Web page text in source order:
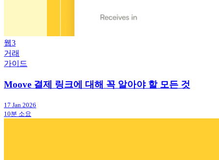
웹3
거래
가이드
Moove 결제 링크에 대해 꼭 알아야 할 모든 것
17 Jan 2026
10분 소요